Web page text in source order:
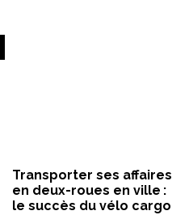
Transporter ses affaires
en deux-roues en ville :
le succès du vélo cargo